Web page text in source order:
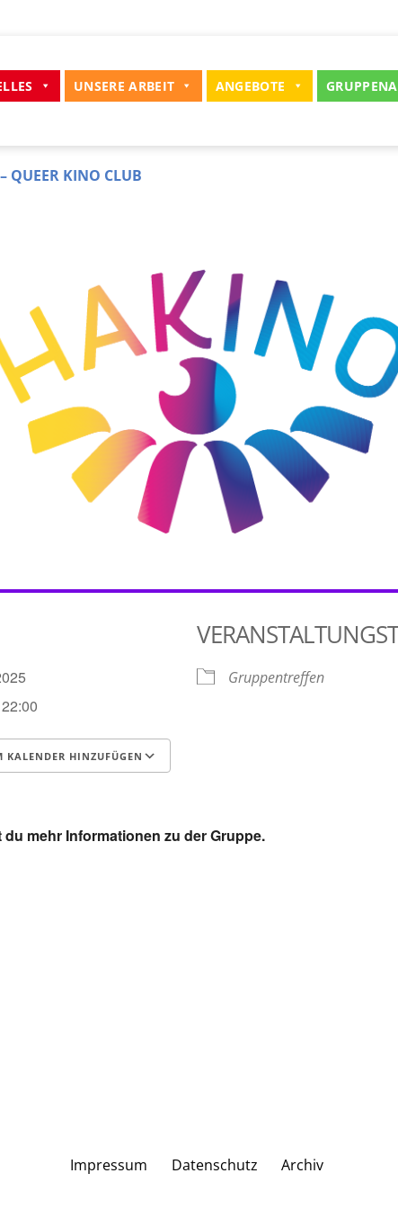
UNSERE ARBEIT ANGEBOTE
QUEER KINO CLUB
KALENDER HINZUFÜGEN
Gruppentreffen
mehr Informationen zu der Gruppe.
Impressum Datenschutz Archiv